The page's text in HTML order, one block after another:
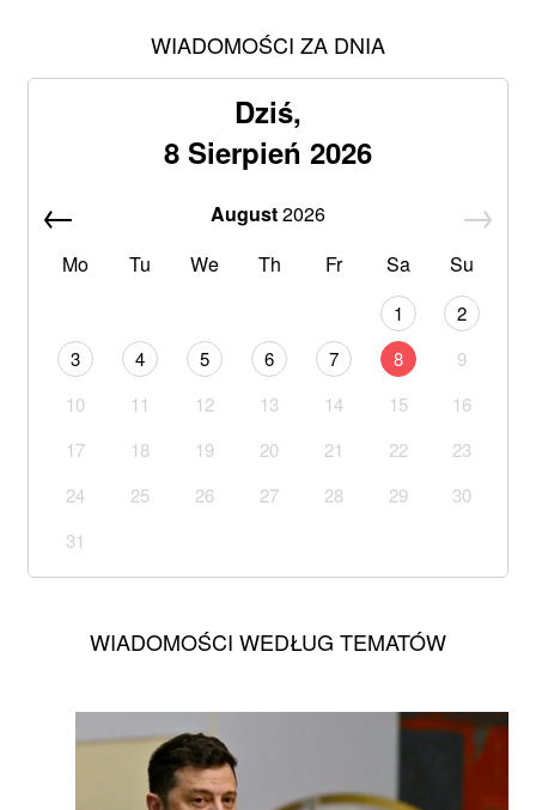
WIADOMOŚCI ZA DNIA
Dziś,
8 Sierpień 2026
August2026
Mo
Tu We Th Fr Sa Su
1
2
3
4 5 6 7 8
9
10
11 12 13 14 15
16
17
18 19 20 21 22
23
24
25 26 27 28 29
30
31
WIADOMOŚCI WEDŁUG TEMATÓW